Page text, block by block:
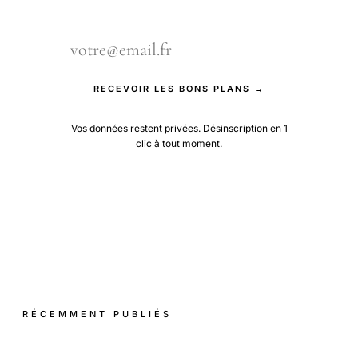
RECEVOIR LES BONS PLANS →
Vos données restent privées. Désinscription en 1
clic à tout moment.
RÉCEMMENT PUBLIÉS